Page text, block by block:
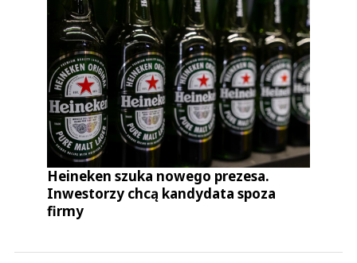
Heineken szuka nowego prezesa.
Inwestorzy chcą kandydata spoza
firmy